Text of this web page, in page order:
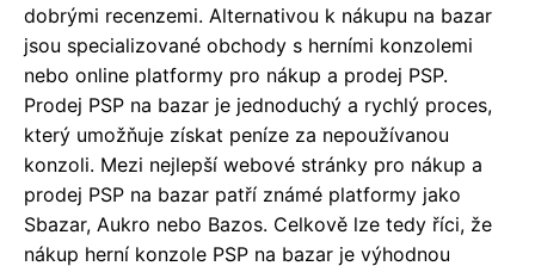
dobrými recenzemi. Alternativou k nákupu na bazar
jsou specializované obchody s herními konzolemi
nebo online platformy pro nákup a prodej PSP.
Prodej PSP na bazar je jednoduchý a rychlý proces,
který umožňuje získat peníze za nepoužívanou
konzoli. Mezi nejlepší webové stránky pro nákup a
prodej PSP na bazar patří známé platformy jako
Sbazar, Aukro nebo Bazos. Celkově lze tedy říci, že
nákup herní konzole PSP na bazar je výhodnou